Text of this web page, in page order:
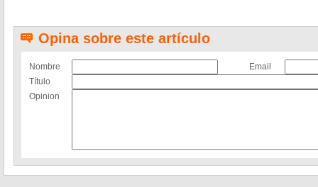
Opina sobre este artículo
Nombre
Email
Título
Opinion